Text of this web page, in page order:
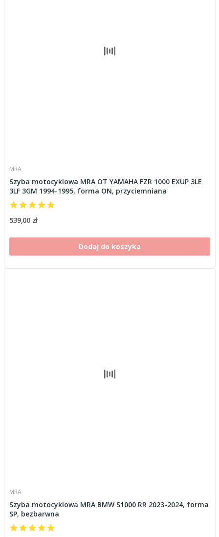
MRA
Szyba motocyklowa MRA OT YAMAHA FZR 1000 EXUP 3LE
3LF 3GM 1994-1995, forma ON, przyciemniana
539,00 zł
Dodaj do koszyka
MRA
Szyba motocyklowa MRA BMW S1000 RR 2023-2024, forma
SP, bezbarwna